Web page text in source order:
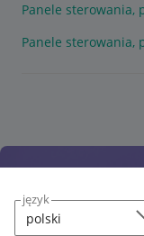
język
Panele sterowania,
Panele sterowania,